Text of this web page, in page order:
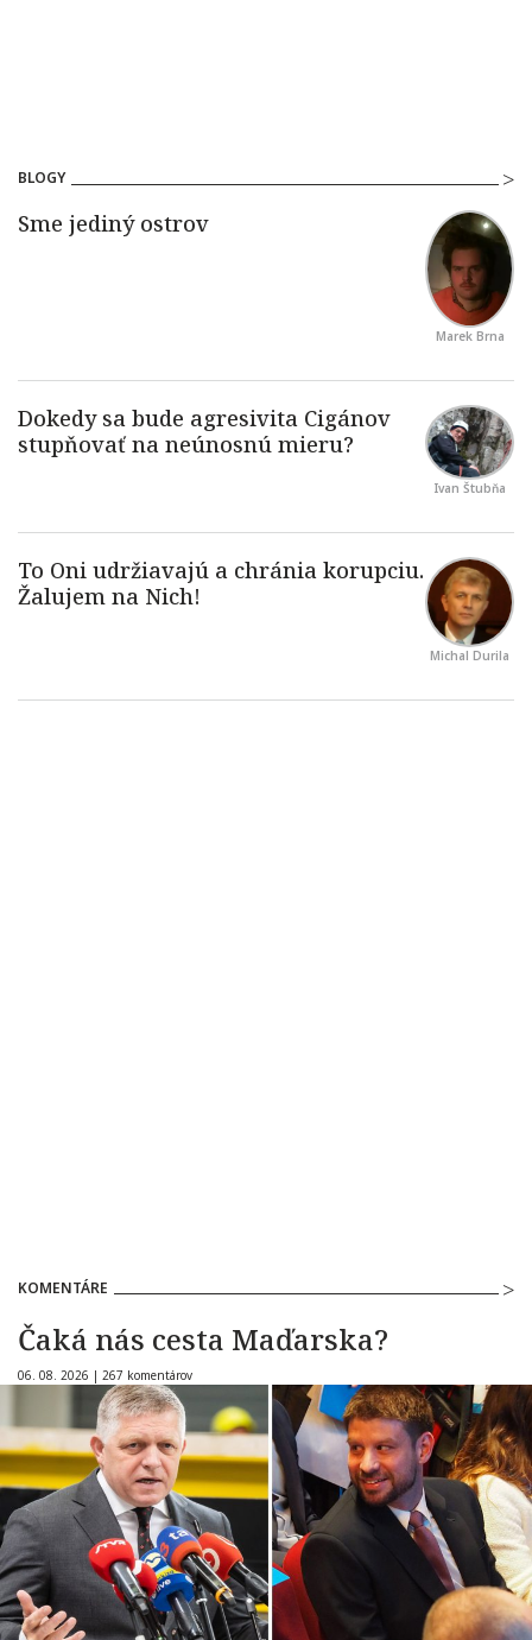
BLOGY
Marek Brna
Ivan Štubňa
Michal Durila
KOMENTÁRE
Čaká nás cesta Maďarska?
06. 08. 2026 | 267 komentárov